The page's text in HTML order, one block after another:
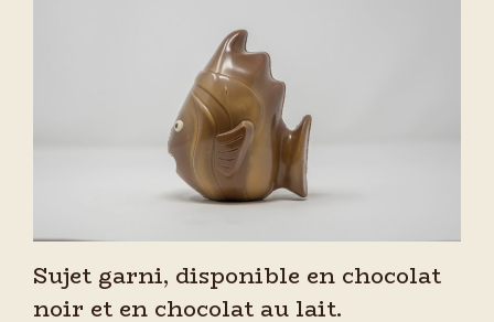
Sujet garni, disponible en chocolat
noir et en chocolat au lait.